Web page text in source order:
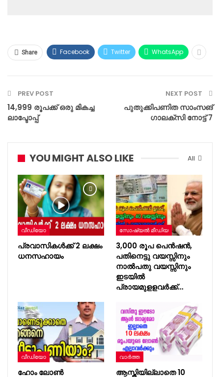
Share Facebook Twitter WhatsApp
PREV POST
14,999 രൂപക്ക് ഒരു മികച്ച
ലാപ്ടോപ്പ്
NEXT POST
പുതുക്കിപണിത സാംസങ്
ഗാലക്സി നോട്ട് 7
All
YOU MIGHT ALSO LIKE
വീഡിയോ
പ്രവാസികൾക്ക് 2 ലക്ഷം
ധനസഹായം
സോഷ്യൽ മീഡിയ
3,000 രൂപ പെന്‍ഷന്‍,
പതിനെട്ടു വയസ്സിനും
നാല്‍പതു വയസ്സിനും
ഇടയില്‍
പ്രായമുളളവര്‍ക്ക്…
വീഡിയോ
ഹോം ലോൺ
വാർത്ത
ആസ്തിയില്ലാതെ 10